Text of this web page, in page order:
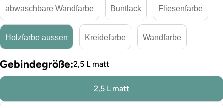
abwaschbare Wandfarbe Buntlack Fliesenfarbe
Holzfarbe aussen Kreidefarbe Wandfarbe
Gebindegröße:2,5 L matt
2,5 L matt